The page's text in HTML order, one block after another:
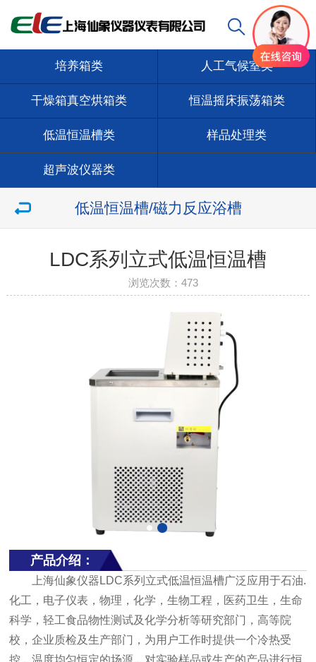
培养箱类 人工气候室类
干燥箱真空烘箱类 恒温摇床振荡箱类
低温恒温槽类 样品处理类
超声波仪器类
低温恒温槽/磁力反应浴槽
LDC系列立式低温恒温槽
浏览次数： 473
产品介绍：
上海仙象仪器LDC系列立式低温恒温槽广泛应用于石油.
化工，电子仪表，物理，化学，生物工程，医药卫生，生命
科学，轻工食品物性测试及化学分析等研究部门，高等院
校，企业质检及生产部门，为用户工作时提供一个冷热受